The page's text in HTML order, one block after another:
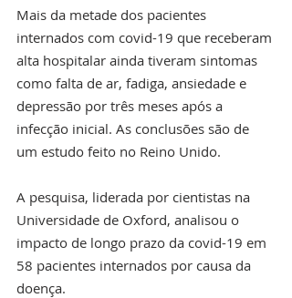
Mais da metade dos pacientes
internados com covid-19 que receberam
alta hospitalar ainda tiveram sintomas
como falta de ar, fadiga, ansiedade e
depressão por três meses após a
infecção inicial. As conclusões são de
um estudo feito no Reino Unido.
A pesquisa, liderada por cientistas na
Universidade de Oxford, analisou o
impacto de longo prazo da covid-19 em
58 pacientes internados por causa da
doença.